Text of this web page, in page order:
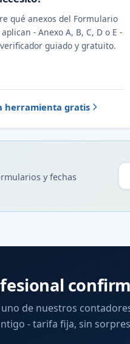
qué anexos del Formulario
- Anexo A, B, C, D o E -
guiado y gratuito.
herramienta gratis
y fechas
de nuestros
- tarifa fija, sin